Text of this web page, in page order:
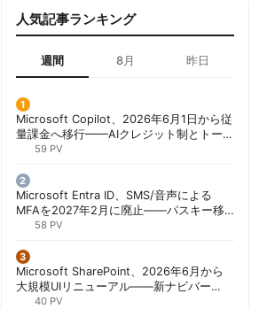
人気記事ランキング
週間 8月 昨日
Microsoft Copilot、2026年6月1日から従
量課金へ移行——AIクレジット制とトーク
ンコストで「メーターショック」を回避
59 PV
Microsoft Entra ID、SMS/音声による
MFAを2027年2月に廃止——パスキー移
行が既定に | 胡田昌彦
58 PV
Microsoft SharePoint、2026年6月から
大規模UIリニューアル——新ナビバー
「Discover/Publish/Build」とAI機能を段
40 PV